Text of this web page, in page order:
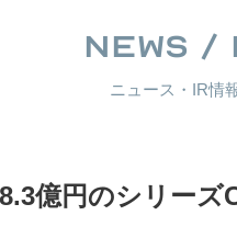
NEWS /
ニュース・IR情
億円のシリーズ